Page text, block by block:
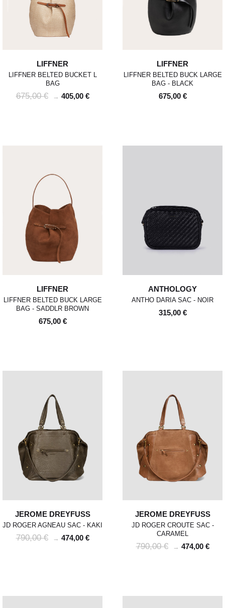
LIFFNER
LIFFNER BELTED BUCKET L
BAG
675,00 € → 405,00 €
LIFFNER
LIFFNER BELTED BUCK LARGE
BAG - BLACK
675,00 €
LIFFNER
LIFFNER BELTED BUCK LARGE
BAG - SADDLR BROWN
675,00 €
ANTHOLOGY
ANTHO DARIA SAC - NOIR
315,00 €
JEROME DREYFUSS
JD ROGER AGNEAU SAC - KAKI
790,00 € → 474,00 €
JEROME DREYFUSS
JD ROGER CROUTE SAC -
CARAMEL
790,00 € → 474,00 €